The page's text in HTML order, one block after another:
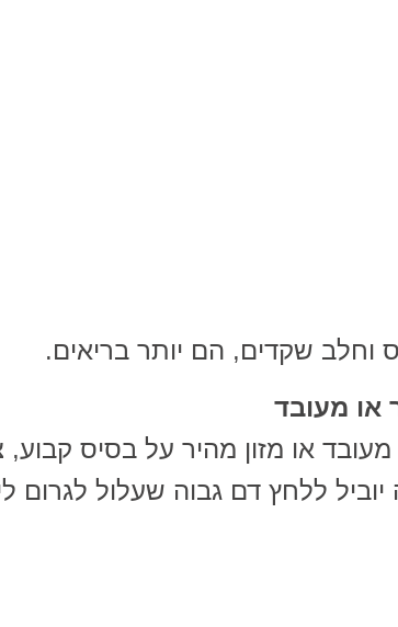
וחלב שקדים, הם יותר בריאים.
מעובד או מזון מהיר על בסיס
יוביל ללחץ דם גבוה שעלול לגרום